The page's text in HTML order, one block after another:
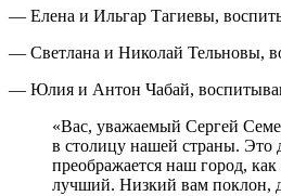
— Елена и Ильгар Тагиевы,
— Светлана и Николай Тельновы,
— Юлия и Антон Чабай,
«Вас, уважаемый Сергей
в столицу нашей страны. Это
преображается наш город,
лучший. Низкий вам поклон,